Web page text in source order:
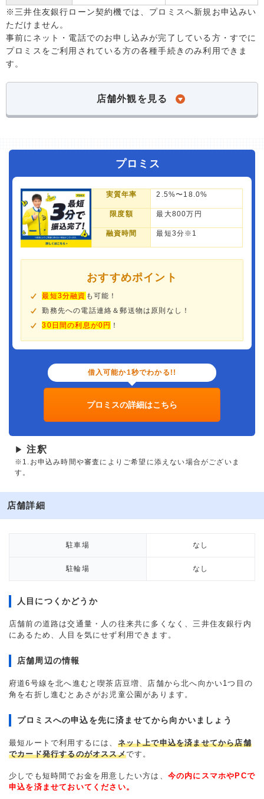
※三井住友銀行ローン契約機では、プロミスへ新規お申込みい
ただけません。
事前にネット・電話でのお申し込みが完了している方・すでに
プロミスをご利用されている方の各種手続きのみ利用できま
す。
店舗外観を見る
プロミス
実質年率 2.5%〜18.0%
限度額 最大800万円
融資時間 最短3分※1
おすすめポイント
最短3分融資 も可能！
勤務先への電話連絡＆郵送物は原則なし！
30日間の利息が0円 ！
借入可能か1秒でわかる!!
プロミスの詳細はこちら
▶ 注釈
※1.お申込み時間や審査によりご希望に添えない場合がございま
す。
店舗詳細
駐車場 なし
駐輪場 なし
人目につくかどうか
店舗前の道路は交通量・人の往来共に多くなく、三井住友銀行内
にあるため、人目を気にせず利用できます。
店舗周辺の情報
府道6号線を北へ進むと喫茶店豆増、店舗から北へ向かい1つ目の
角を右折し進むとあさがお児童公園があります。
プロミスへの申込を先に済ませてから向かいましょう
最短ルートで利用するには、 ネット上で申込を済ませてから店舗
でカード発行するのがオススメです。
少しでも短時間でお金を用意したい方は、 今の内にスマホやPCで
申込を済ませておいてください。